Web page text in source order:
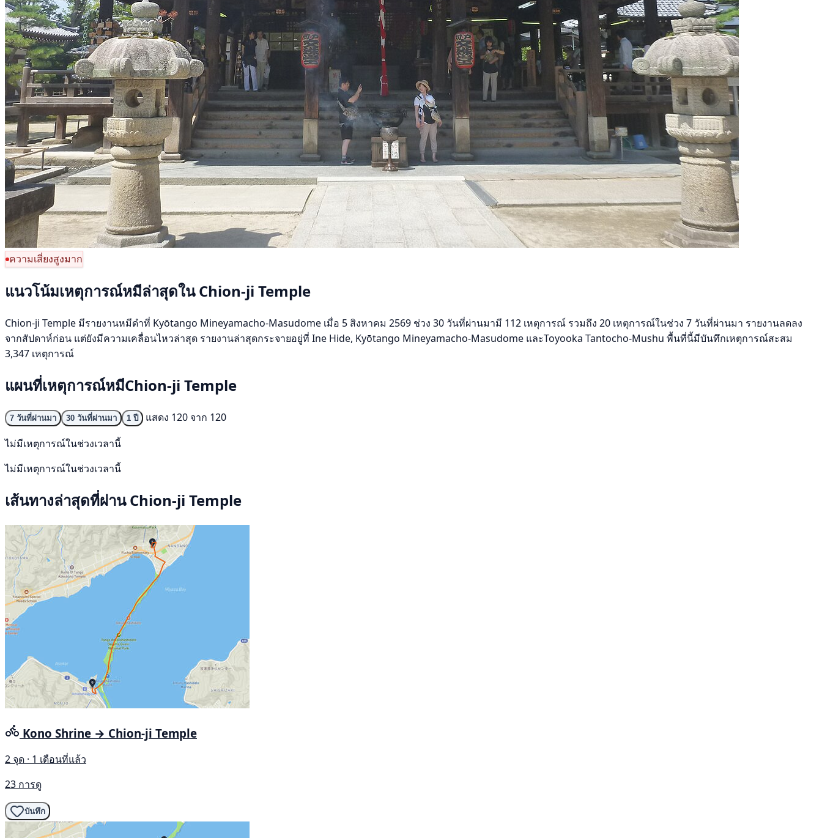
ความเสี่ยงสูงมาก
แนวโน้มเหตุการณ์หมีล่าสุดใน Chion-ji Temple
Chion-ji Temple มีรายงานหมีดำที่ Kyōtango Mineyamacho-Masudome เมื่อ 5 สิงหาคม 2569 ช่วง 30 วันที่ผ่านมามี 112 เหตุการณ์ รวมถึง 20 เหตุการณ์ในช่วง 7 วันที่ผ่านมา รายงานลดลง
จากสัปดาห์ก่อน แต่ยังมีความเคลื่อนไหวล่าสุด รายงานล่าสุดกระจายอยู่ที่ Ine Hide, Kyōtango Mineyamacho-Masudome และToyooka Tantocho-Mushu พื้นที่นี้มีบันทึกเหตุการณ์สะสม
3,347 เหตุการณ์
แผนที่เหตุการณ์หมีChion-ji Temple
7 วันที่ผ่านมา 30 วันที่ผ่านมา 1 ปี
แสดง 120 จาก 120
ไม่มีเหตุการณ์ในช่วงเวลานี้
ไม่มีเหตุการณ์ในช่วงเวลานี้
เส้นทางล่าสุดที่ผ่าน Chion-ji Temple
Kono Shrine → Chion-ji Temple
2 จุด · 1 เดือนที่แล้ว
23 การดู
บันทึก